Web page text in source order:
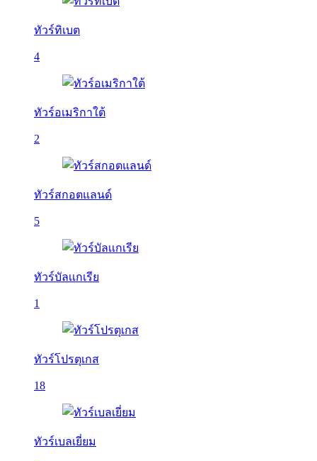
ทัวร์ทิเบต
4
ทัวร์อเมริกาใต้
2
ทัวร์สกอตแลนด์
5
ทัวร์บัลเเกเรีย
1
ทัวร์โปรตุเกส
18
ทัวร์เบลเยี่ยม